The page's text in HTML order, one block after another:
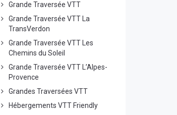
Grande Traversée VTT
Grande Traversée VTT La
TransVerdon
Grande Traversée VTT Les
Chemins du Soleil
Grande Traversée VTT L’Alpes-
Provence
Grandes Traversées VTT
Hébergements VTT Friendly